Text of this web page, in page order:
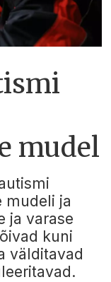
mudel
mudeli ja
ja varase
kuni
välditavad